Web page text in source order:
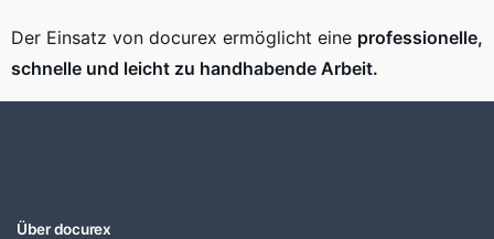
Der Einsatz von docurex ermöglicht eine professionelle,
schnelle und leicht zu handhabende Arbeit.
Über docurex